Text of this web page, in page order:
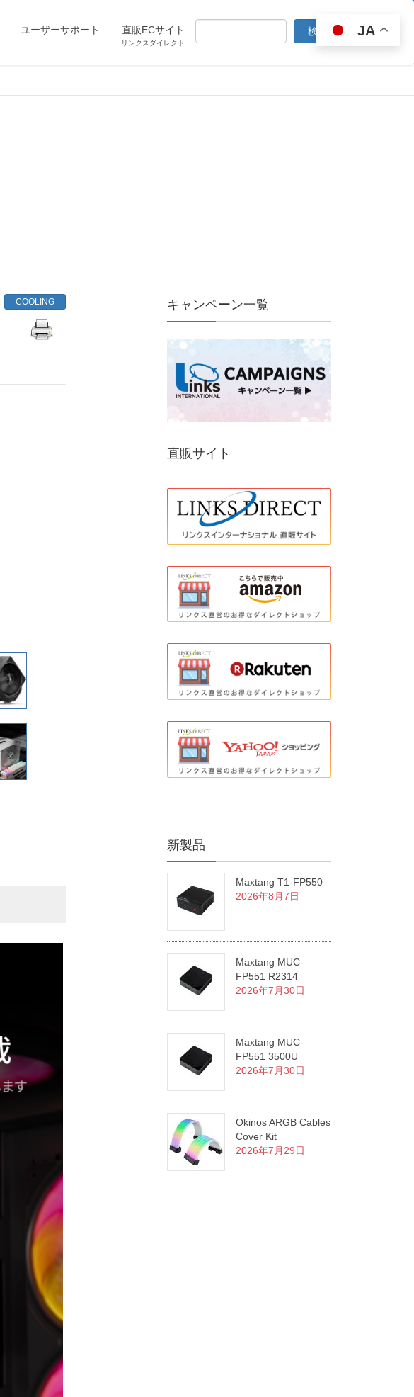
ユーザーサポート 直販ECサイト
リンクスダイレクト
COOLING キャンペーン一覧
直販サイト
新製品
Maxtang T1-FP550
2026年8月7日
Maxtang MUC-
FP551 R2314
2026年7月30日
Maxtang MUC-
FP551 3500U
2026年7月30日
Okinos ARGB Cables
Cover Kit
2026年7月29日
JA